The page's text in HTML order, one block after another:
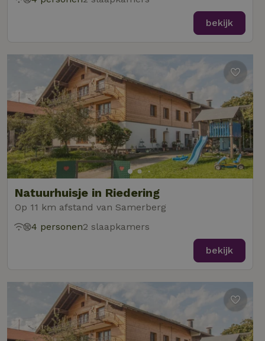
bekijk
Natuurhuisje in Riedering
Op 11 km afstand van Samerberg
4 personen2 slaapkamers
bekijk